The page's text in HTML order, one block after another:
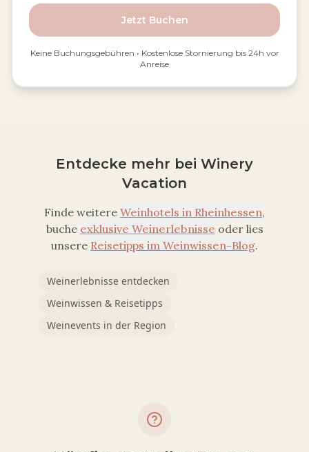
Jetzt Buchen
Keine Buchungsgebühren • Kostenlose Stornierung bis 24h vor
Anreise
Entdecke mehr bei Winery
Vacation
Finde weitere Weinhotels in Rheinhessen,
buche exklusive Weinerlebnisse oder lies
unsere Reisetipps im Weinwissen-Blog.
Weinerlebnisse entdecken
Weinwissen & Reisetipps
Weinevents in der Region